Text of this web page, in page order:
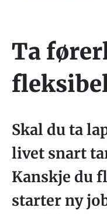
Ta
Skal du ta
livet snart
Kanskje du
starter ny